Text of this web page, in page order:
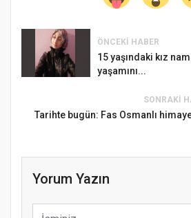
ÖNCEKI HABER
15 yaşındaki kız
yaşamını...
SONRAKI
Tarihte bugün: Fas Osmanlı
Yorum Yazın
Samsun Atakum’da